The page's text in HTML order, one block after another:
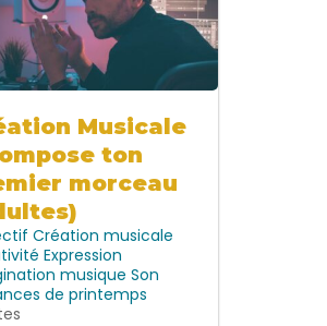
Musicale
ton
morceau
Création musicale
Expression
musique Son
de printemps